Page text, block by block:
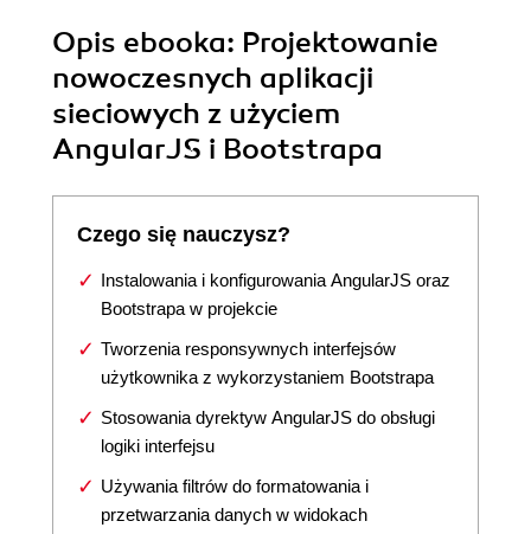
Opis ebooka: Projektowanie
nowoczesnych aplikacji
sieciowych z użyciem
AngularJS i Bootstrapa
Czego się nauczysz?
Instalowania i konfigurowania AngularJS oraz
Bootstrapa w projekcie
Tworzenia responsywnych interfejsów
użytkownika z wykorzystaniem Bootstrapa
Stosowania dyrektyw AngularJS do obsługi
logiki interfejsu
Używania filtrów do formatowania i
przetwarzania danych w widokach